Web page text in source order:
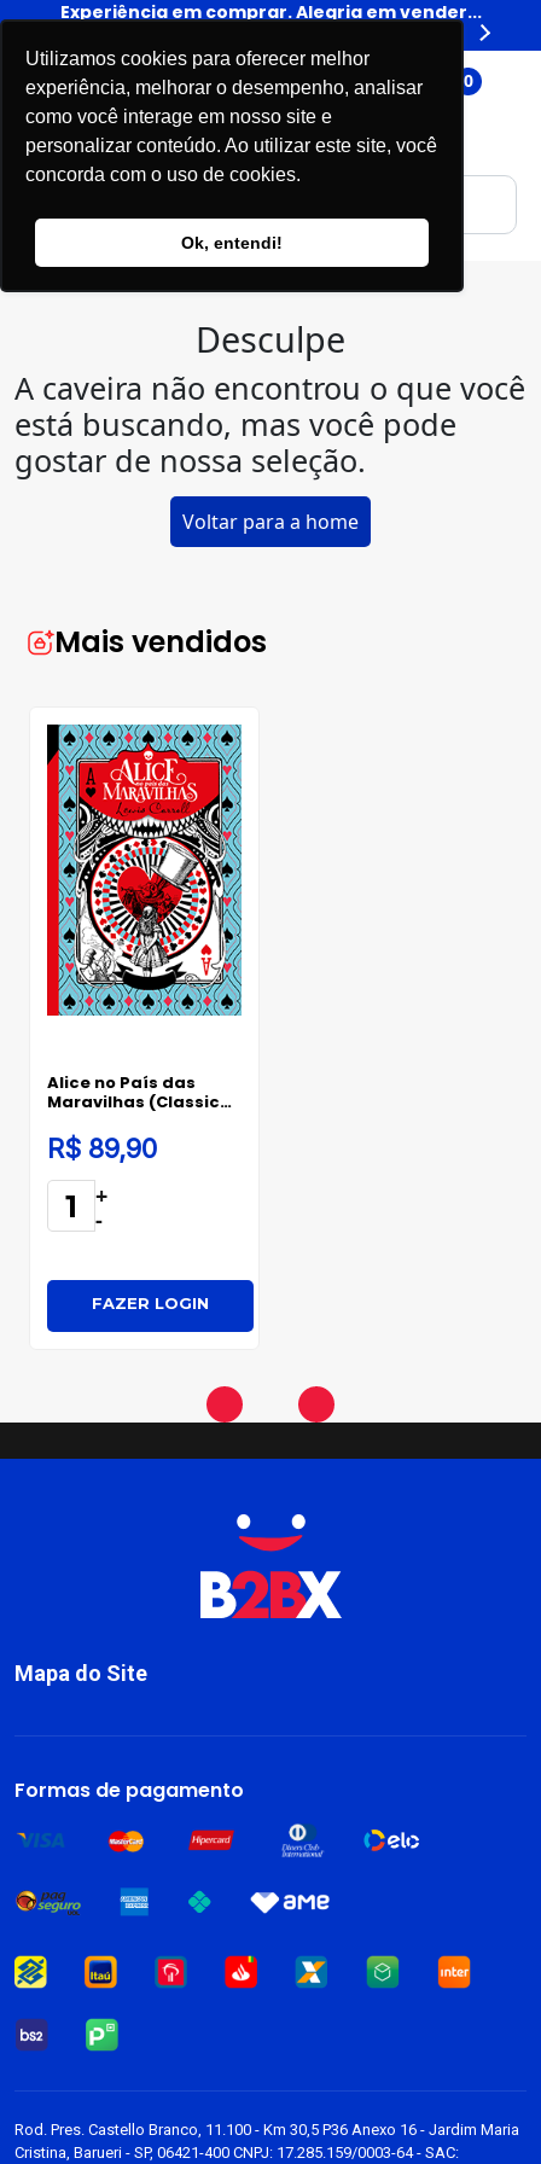
Utilizamos cookies para oferecer melhor
experiência, melhorar o desempenho, analisar
como você interage em nosso site e
personalizar conteúdo. Ao utilizar este site, você
concorda com o uso de cookies.
Ok, entendi!
Experiência em comprar. Alegria em vender...
0
Desculpe
A caveira não encontrou o que você
está buscando, mas você pode
gostar de nossa seleção.
Voltar para a home
Mais vendidos
Alice no País das
Maravilhas (Classic
R$ 89,90
+
-
FAZER LOGIN
Mapa do Site
Formas de pagamento
Rod. Pres. Castello Branco, 11.100 - Km 30,5 P36 Anexo 16 - Jardim Maria
Cristina, Barueri - SP, 06421-400 CNPJ: 17.285.159/0003-64 - SAC: